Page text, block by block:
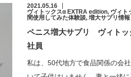
2021.05.16
ヴィトックスα EXTRA edition, ヴィト
間使用してみた体験談, 増大サプリ情報
ペニス増大サプリ ヴィト
社員
私は、50代地方で食品関係の会